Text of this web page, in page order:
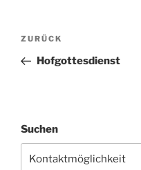
Beitragsnavigation
Vorheriger
Beitrag
ZURÜCK
Hofgottesdienst
Suchen